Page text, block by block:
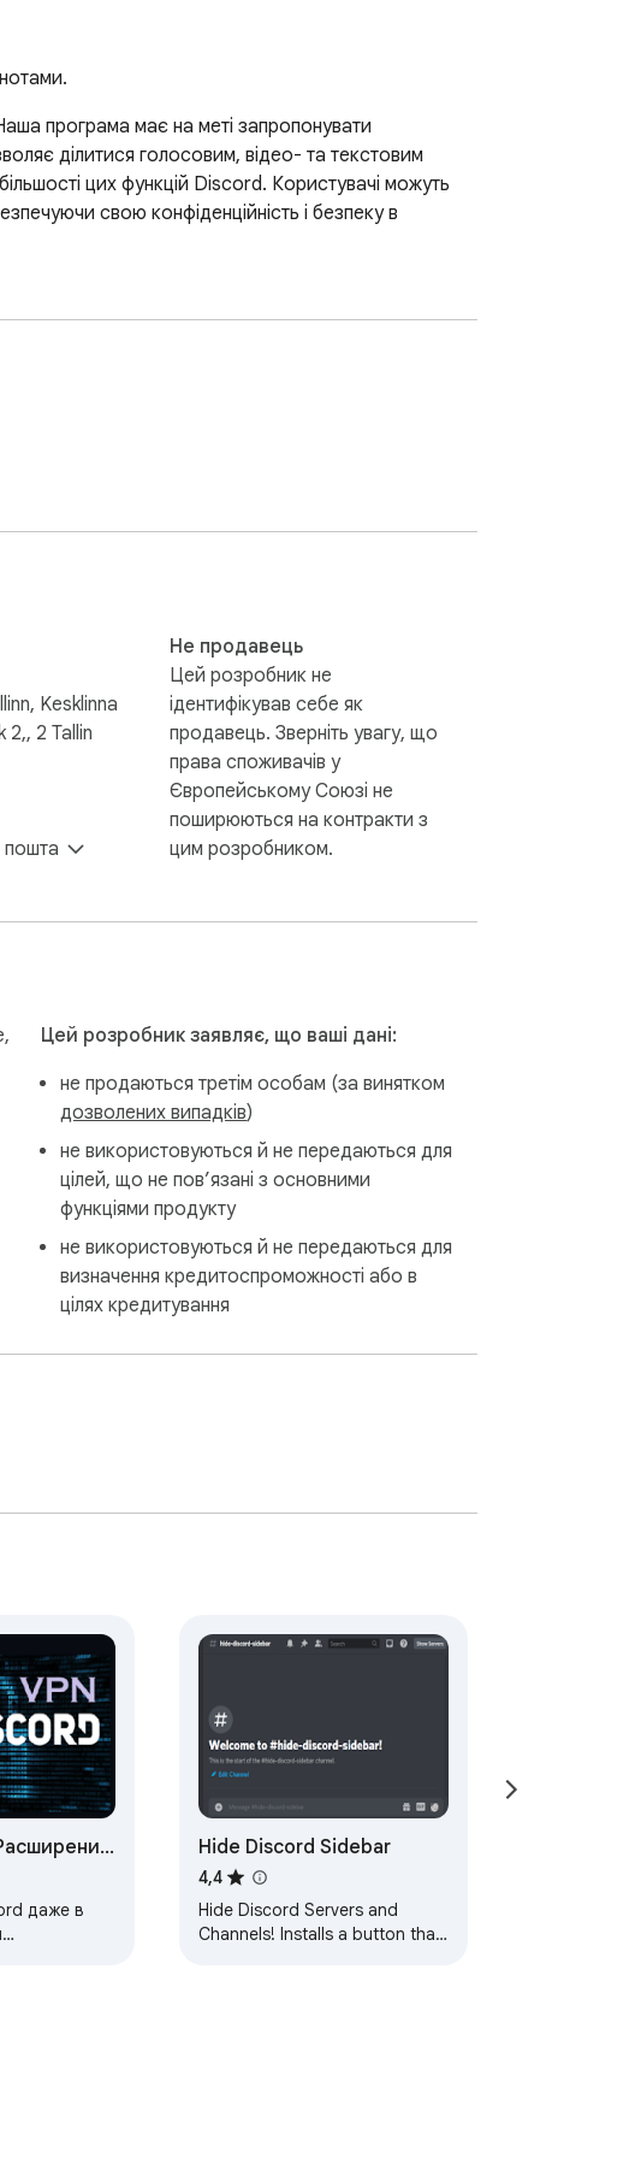
програма має на меті запропонувати
ділитися голосовим, відео- та текстовим
цих функцій Discord. Користувачі можуть
свою конфіденційність і безпеку в
Kesklinna
2,, 2 Tallin
пошта
Не продавець
Цей розробник не
ідентифікував себе як
продавець. Зверніть увагу, що
права споживачів у
Європейському Союзі не
поширюються на контракти з
цим розробником.
Цей розробник заявляє, що ваші дані:
не продаються третім особам (за винятком
дозволених випадків)
не використовуються й не передаються для
цілей, що не пов’язані з основними
функціями продукту
не використовуються й не передаються для
визначення кредитоспроможності або в
цілях кредитування
надежный
даже в
Hide Discord Sidebar
4,4
Hide Discord Servers and
Channels! Installs a button that